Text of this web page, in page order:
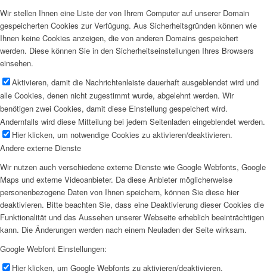
Wir stellen Ihnen eine Liste der von Ihrem Computer auf unserer Domain
gespeicherten Cookies zur Verfügung. Aus Sicherheitsgründen können wie
Ihnen keine Cookies anzeigen, die von anderen Domains gespeichert
werden. Diese können Sie in den Sicherheitseinstellungen Ihres Browsers
einsehen.
Aktivieren, damit die Nachrichtenleiste dauerhaft ausgeblendet wird und
alle Cookies, denen nicht zugestimmt wurde, abgelehnt werden. Wir
benötigen zwei Cookies, damit diese Einstellung gespeichert wird.
Andernfalls wird diese Mitteilung bei jedem Seitenladen eingeblendet werden.
Hier klicken, um notwendige Cookies zu aktivieren/deaktivieren.
Andere externe Dienste
Wir nutzen auch verschiedene externe Dienste wie Google Webfonts, Google
Maps und externe Videoanbieter. Da diese Anbieter möglicherweise
personenbezogene Daten von Ihnen speichern, können Sie diese hier
deaktivieren. Bitte beachten Sie, dass eine Deaktivierung dieser Cookies die
Funktionalität und das Aussehen unserer Webseite erheblich beeinträchtigen
kann. Die Änderungen werden nach einem Neuladen der Seite wirksam.
Google Webfont Einstellungen:
Hier klicken, um Google Webfonts zu aktivieren/deaktivieren.